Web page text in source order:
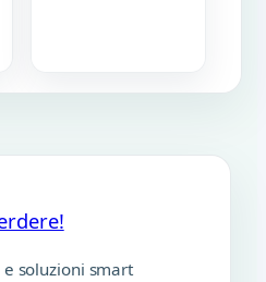
e soluzioni smart